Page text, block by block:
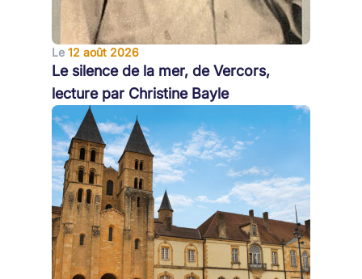
Le 12 août 2026
Le silence de la mer, de Vercors,
lecture par Christine Bayle